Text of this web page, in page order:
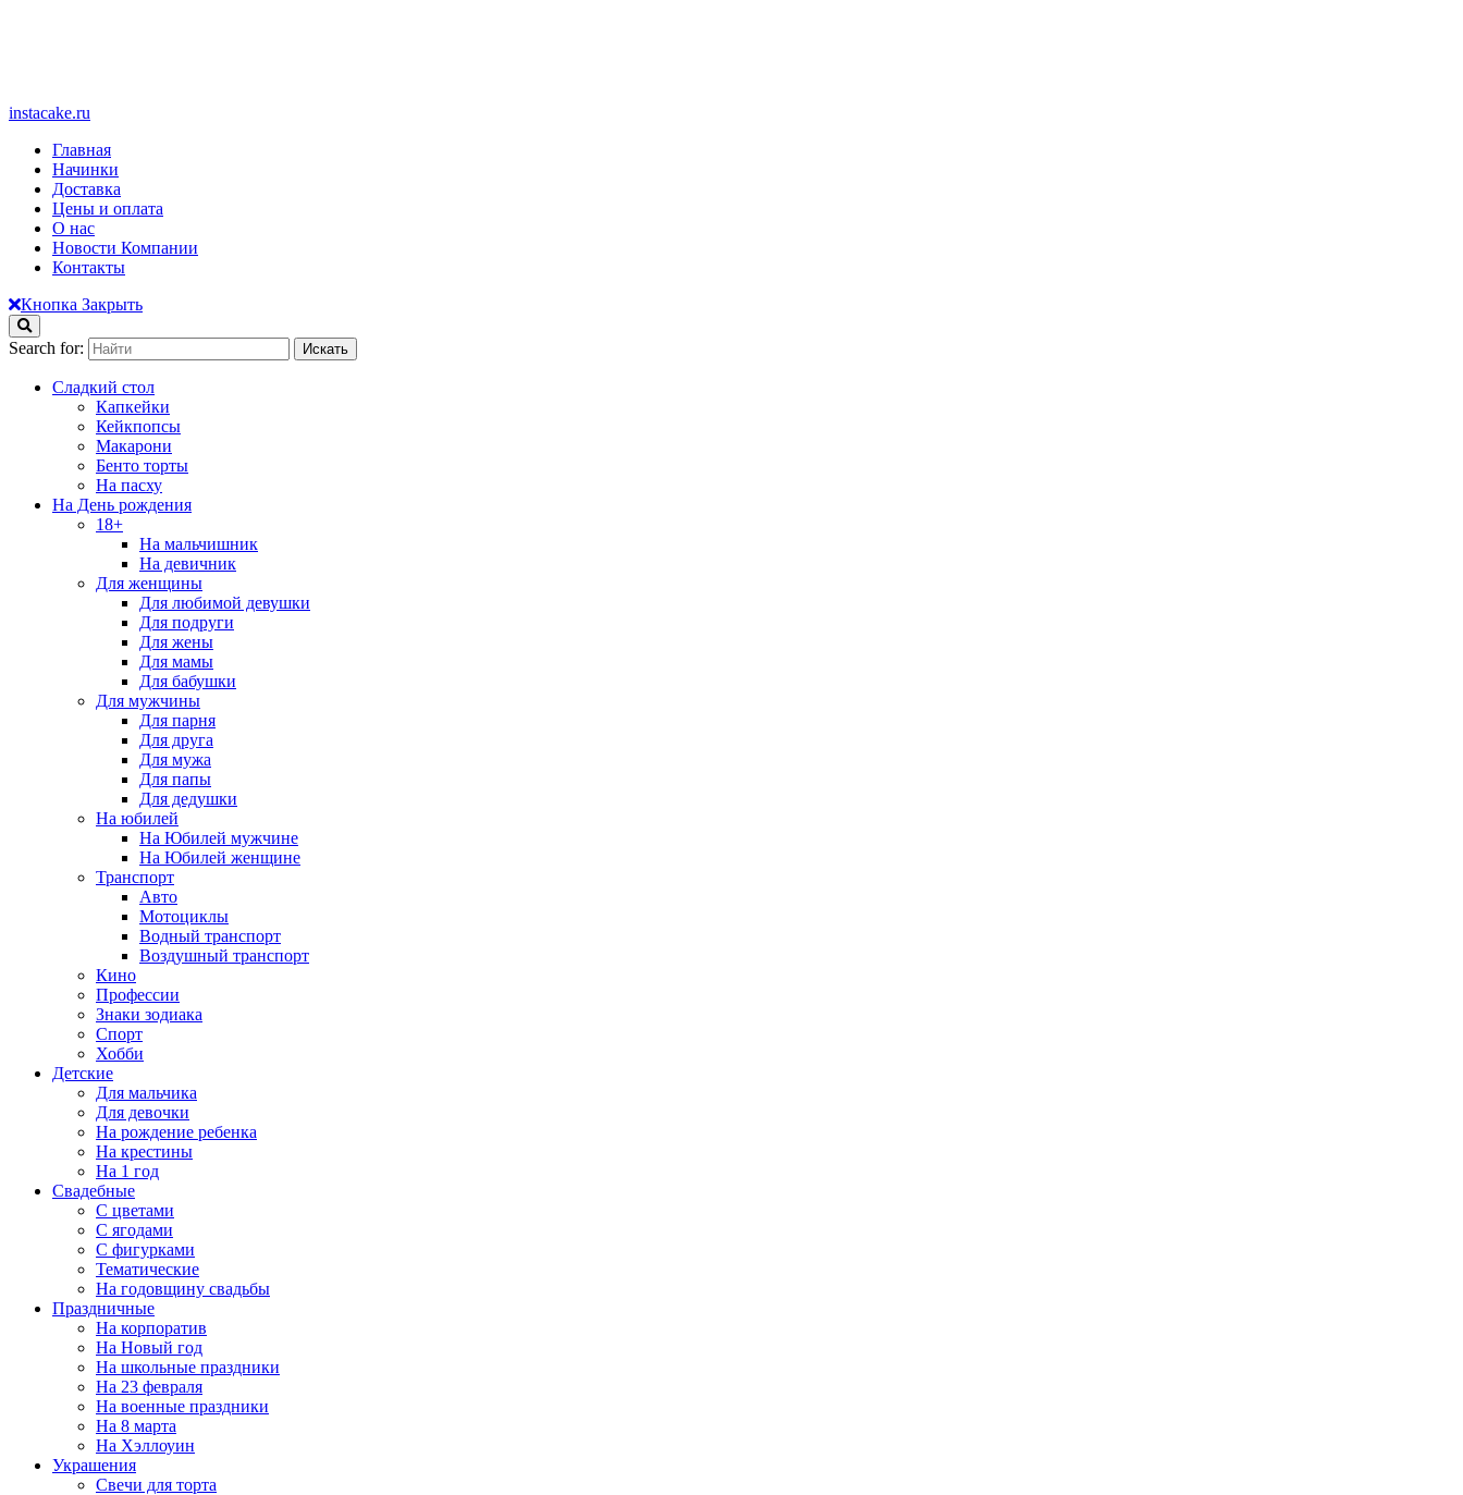
instacake.ru
Главная
Начинки
Доставка
Цены и оплата
О нас
Новости Компании
Контакты
Кнопка Закрыть
Search for:
Сладкий стол
Капкейки
Кейкпопсы
Макарони
Бенто торты
На пасху
На День рождения
18+
На мальчишник
На девичник
Для женщины
Для любимой девушки
Для подруги
Для жены
Для мамы
Для бабушки
Для мужчины
Для парня
Для друга
Для мужа
Для папы
Для дедушки
На юбилей
На Юбилей мужчине
На Юбилей женщине
Транспорт
Авто
Мотоциклы
Водный транспорт
Воздушный транспорт
Кино
Профессии
Знаки зодиака
Спорт
Хобби
Детские
Для мальчика
Для девочки
На рождение ребенка
На крестины
На 1 год
Свадебные
С цветами
С ягодами
С фигурками
Тематические
На годовщину свадьбы
Праздничные
На корпоратив
На Новый год
На школьные праздники
На 23 февраля
На военные праздники
На 8 марта
На Хэллоуин
Украшения
Свечи для торта